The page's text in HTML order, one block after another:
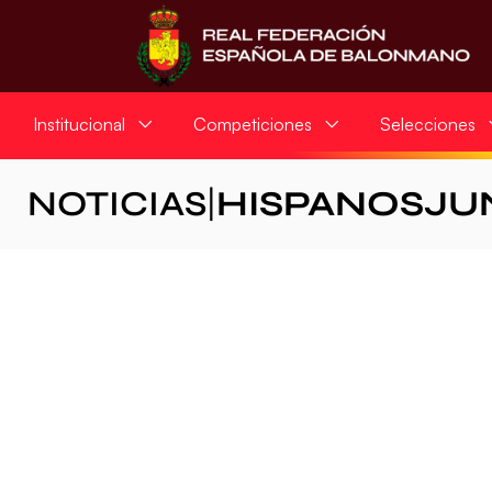
Institucional Competiciones Selecciones
NOTICIAS